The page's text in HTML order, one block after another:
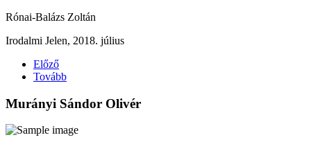
Rónai-Balázs Zoltán
Irodalmi Jelen, 2018. július
Előző
Tovább
Murányi Sándor Olivér